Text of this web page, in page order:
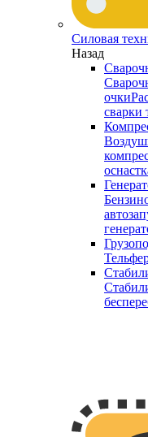
Силовая
Назад
очки
сварки